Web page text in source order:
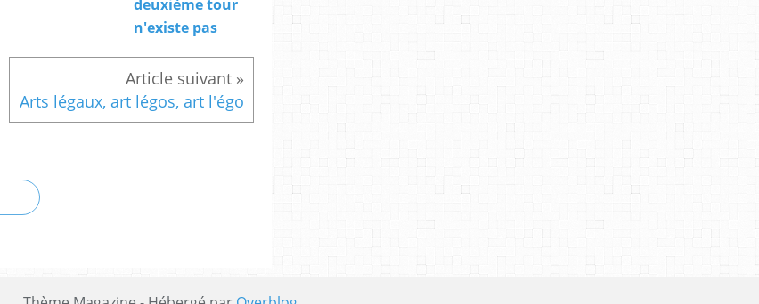
deuxième tour
n'existe pas
Arts légaux, art légos, art l'égo